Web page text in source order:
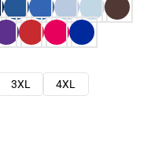
3XL
4XL